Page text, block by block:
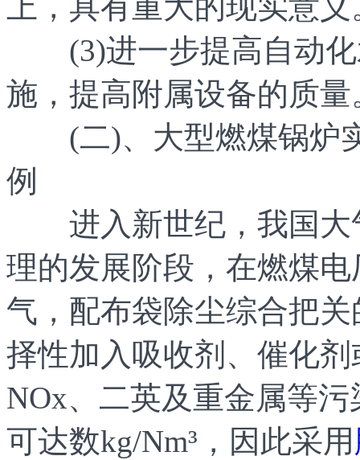
上，具有重大的现实意义
(3)进一步提高自动化
施，提高附属设备的质量
(二)、大型燃煤锅炉
例
进入新世纪，我国大
理的发展阶段，在燃煤
气，配布袋除尘综合把
择性加入吸收剂、催化
NOx、二英及重金属等
可达数kg/Nm³，因此采用